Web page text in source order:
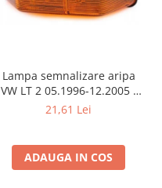
Lampa semnalizare aripa
VW LT 2 05.1996-12.2005 ;
Mercedes Sprinter 1995-
Neoplan Euroliner,
Starliner,Centroliner,
21,61 Lei
ADAUGA IN COS